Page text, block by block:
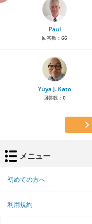
Paul
回答数： 66
Yuya J. Kato
回答数： 0
メニュー
初めての方へ
利用規約